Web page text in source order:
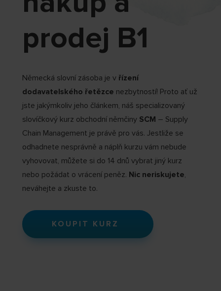
prodej B1
Německá slovní zásoba je v řízení
dodavatelského řetězce nezbytností! Proto ať už
jste jakýmkoliv jeho článkem, náš specializovaný
slovíčkový kurz obchodní němčiny SCM – Supply
Chain Management je právě pro vás. Jestliže se
odhadnete nesprávně a náplň kurzu vám nebude
vyhovovat, můžete si do 14 dnů vybrat jiný kurz
nebo požádat o vrácení peněz. Nic neriskujete,
neváhejte a zkuste to.
KOUPIT KURZ